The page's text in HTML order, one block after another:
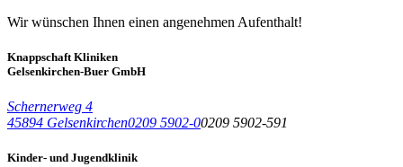
Wir wünschen Ihnen einen angenehmen Aufenthalt!
Knappschaft Kliniken
Gelsenkirchen-Buer GmbH
Schernerweg 4
45894 Gelsenkirchen0209 5902-00209 5902-591
Kinder- und Jugendklinik